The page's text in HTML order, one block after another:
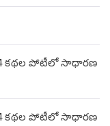
కథల పోటీలో సాధారణ
కథల పోటీలో సాధారణ